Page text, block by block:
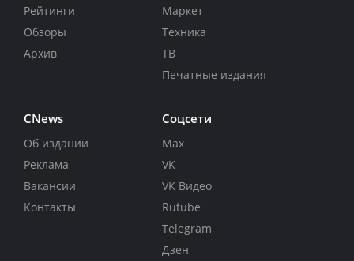
Рейтинги
Обзоры
Архив
Маркет
Техника
ТВ
Печатные издания
CNews
Об издании
Реклама
Вакансии
Контакты
Соцсети
Max
VK
VK Видео
Rutube
Telegram
Дзен